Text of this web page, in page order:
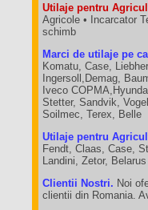
Utilaje pentru
Agricole • Incarcator
schimb
Marci de utilaje pe
Komatu, Case,
Ingersoll,Demag,
Iveco
Stetter, Sandvik,
Soilmec, Terex, Belle
Utilaje pentru
Fendt, Claas, Case,
Landini, Zetor, Belarus
Clientii Nostri. Noi
clientii din Romania.